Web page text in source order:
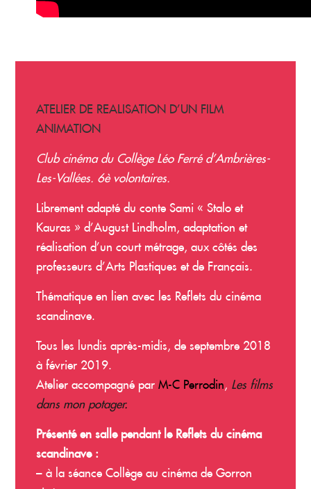
ATELIER DE REALISATION D’UN FILM
ANIMATION
Club cinéma du Collège Léo Ferré d’Ambrières-
Les-Vallées. 6è volontaires.
Librement adapté du conte Sami « Stalo et
Kauras » d’August Lindholm, adaptation et
réalisation d’un court métrage, aux côtés des
professeurs d’Arts Plastiques et de Français.
Thématique en lien avec les Reflets du cinéma
scandinave.
Tous les lundis après-midis, de septembre 2018
à février 2019.
Atelier accompagné parM-C Perrodin, Les films
dans mon potager.
Présenté en salle pendant le Reflets du cinéma
scandinave :
– à la séance Collège au cinéma de Gorron